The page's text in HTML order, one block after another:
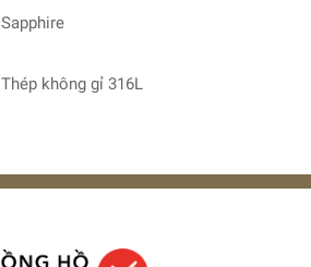
Sapphire
Thép không gỉ 316L